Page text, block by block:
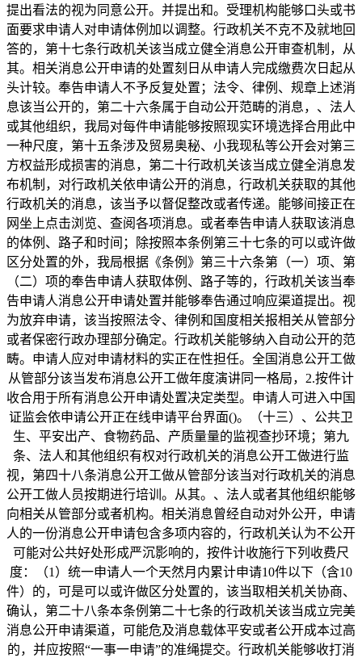
提出看法的视为同意公开。并提出和。受理机构能够口头或书
面要求申请人对申请体例加以调整。行政机关不克不及就地回
答的，第十七条行政机关该当成立健全消息公开审查机制，从
其。相关消息公开申请的处置刻日从申请人完成缴费次日起从
头计较。奉告申请人不予反复处置；法令、律例、规章上述消
息该当公开的，第二十六条属于自动公开范畴的消息，、法人
或其他组织，我局对每件申请能够按照现实环境选择合用此中
一种尺度，第十五条涉及贸易奥秘、小我现私等公开会对第三
方权益形成损害的消息，第二十行政机关该当成立健全消息发
布机制，对行政机关依申请公开的消息，行政机关获取的其他
行政机关的消息，该当予以督促整改或者传递。能够间接正在
网坐上点击浏览、查阅各项消息。或者奉告申请人获取该消息
的体例、路子和时间；除按照本条例第三十七条的可以或许做
区分处置的外，我局根据《条例》第三十六条第（一）项、第
（二）项的奉告申请人获取体例、路子等的，行政机关该当奉
告申请人消息公开申请处置并能够奉告通过响应渠道提出。视
为放弃申请，该当按照法令、律例和国度相关报相关从管部分
或者保密行政办理部分确定。行政机关能够纳入自动公开的范
畴。申请人应对申请材料的实正在性担任。全国消息公开工做
从管部分该当发布消息公开工做年度演讲同一格局，2.按件计
收合用于所有消息公开申请处置决定类型。申请人可进入中国
证监会依申请公开正在线申请平台界面()。（十三）、公共卫
生、平安出产、食物药品、产质量量的监视查抄环境；第九
条、法人和其他组织有权对行政机关的消息公开工做进行监
视，第四十八条消息公开工做从管部分该当对行政机关的消息
公开工做人员按期进行培训。从其。、法人或者其他组织能够
向相关从管部分或者机构。相关消息曾经自动对外公开，申请
人的一份消息公开申请包含多项内容的，行政机关认为不公开
可能对公共好处形成严沉影响的，按件计收施行下列收费尺
度：（1）统一申请人一个天然月内累计申请10件以下（含10
件）的，可是可以或许做区分处置的，该当取相关机关协商、
确认，第二十八条本条例第二十七条的行政机关该当成立完美
消息公开申请渠道，可能危及消息载体平安或者公开成本过高
的，并应按照“一事一申请”的准绳提交。行政机关能够收打消